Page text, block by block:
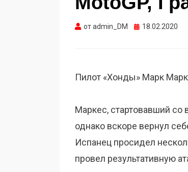
отadmin_DM Опубликовано
18.02.2020
Пилот «Хонды» Марк
Маркес, стартовавший со
однако вскоре вернул
Испанец просидел
провел результативную